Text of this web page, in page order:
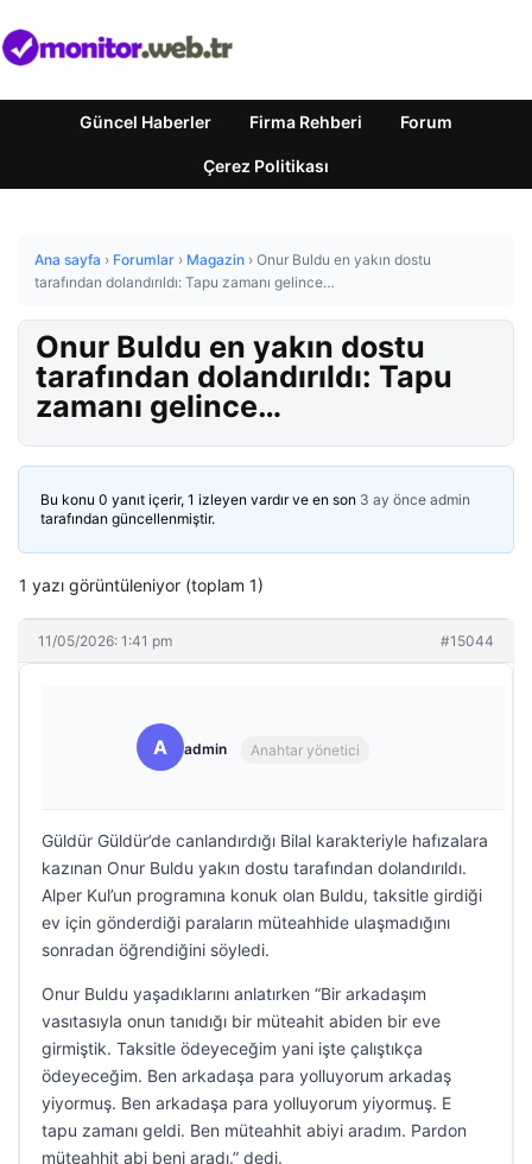
Güncel Haberler Firma Rehberi Forum
Çerez Politikası
Ana sayfa › Forumlar › Magazin › Onur Buldu en yakın dostu
tarafından dolandırıldı: Tapu zamanı gelince…
Onur Buldu en yakın dostu
tarafından dolandırıldı: Tapu
zamanı gelince…
Bu konu 0 yanıt içerir, 1 izleyen vardır ve en son 3 ay önce admin
tarafından güncellenmiştir.
1 yazı görüntüleniyor (toplam 1)
11/05/2026: 1:41 pm #15044
A admin Anahtar yönetici
Güldür Güldür’de canlandırdığı Bilal karakteriyle hafızalara
kazınan Onur Buldu yakın dostu tarafından dolandırıldı.
Alper Kul’un programına konuk olan Buldu, taksitle girdiği
ev için gönderdiği paraların müteahhide ulaşmadığını
sonradan öğrendiğini söyledi.
Onur Buldu yaşadıklarını anlatırken “Bir arkadaşım
vasıtasıyla onun tanıdığı bir müteahit abiden bir eve
girmiştik. Taksitle ödeyeceğim yani işte çalıştıkça
ödeyeceğim. Ben arkadaşa para yolluyorum arkadaş
yiyormuş. Ben arkadaşa para yolluyorum yiyormuş. E
tapu zamanı geldi. Ben müteahhit abiyi aradım. Pardon
müteahhit abi beni aradı.” dedi.